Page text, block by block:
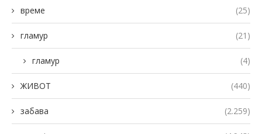
време (25)
гламур (21)
гламур (4)
ЖИВОТ (440)
забава (2.259)